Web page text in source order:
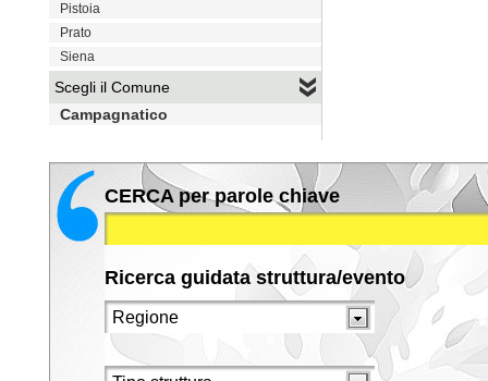
Pistoia
Prato
Siena
Scegli il Comune
Campagnatico
CERCA per parole chiave
Ricerca guidata struttura/evento